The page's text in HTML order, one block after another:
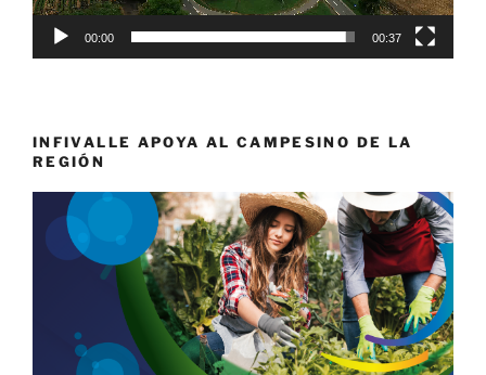
00:00 00:37
INFIVALLE APOYA AL CAMPESINO DE LA
REGIÓN